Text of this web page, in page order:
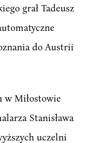
grał Tadeusz
do Austrii
w Miłostowie
Stanisława
uczelni